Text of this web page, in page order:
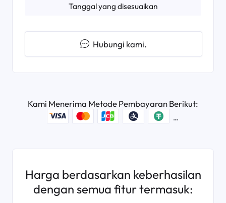
Tanggal yang disesuaikan
Hubungi kami.
Kami Menerima Metode Pembayaran Berikut:
Harga berdasarkan keberhasilan
dengan semua fitur termasuk: